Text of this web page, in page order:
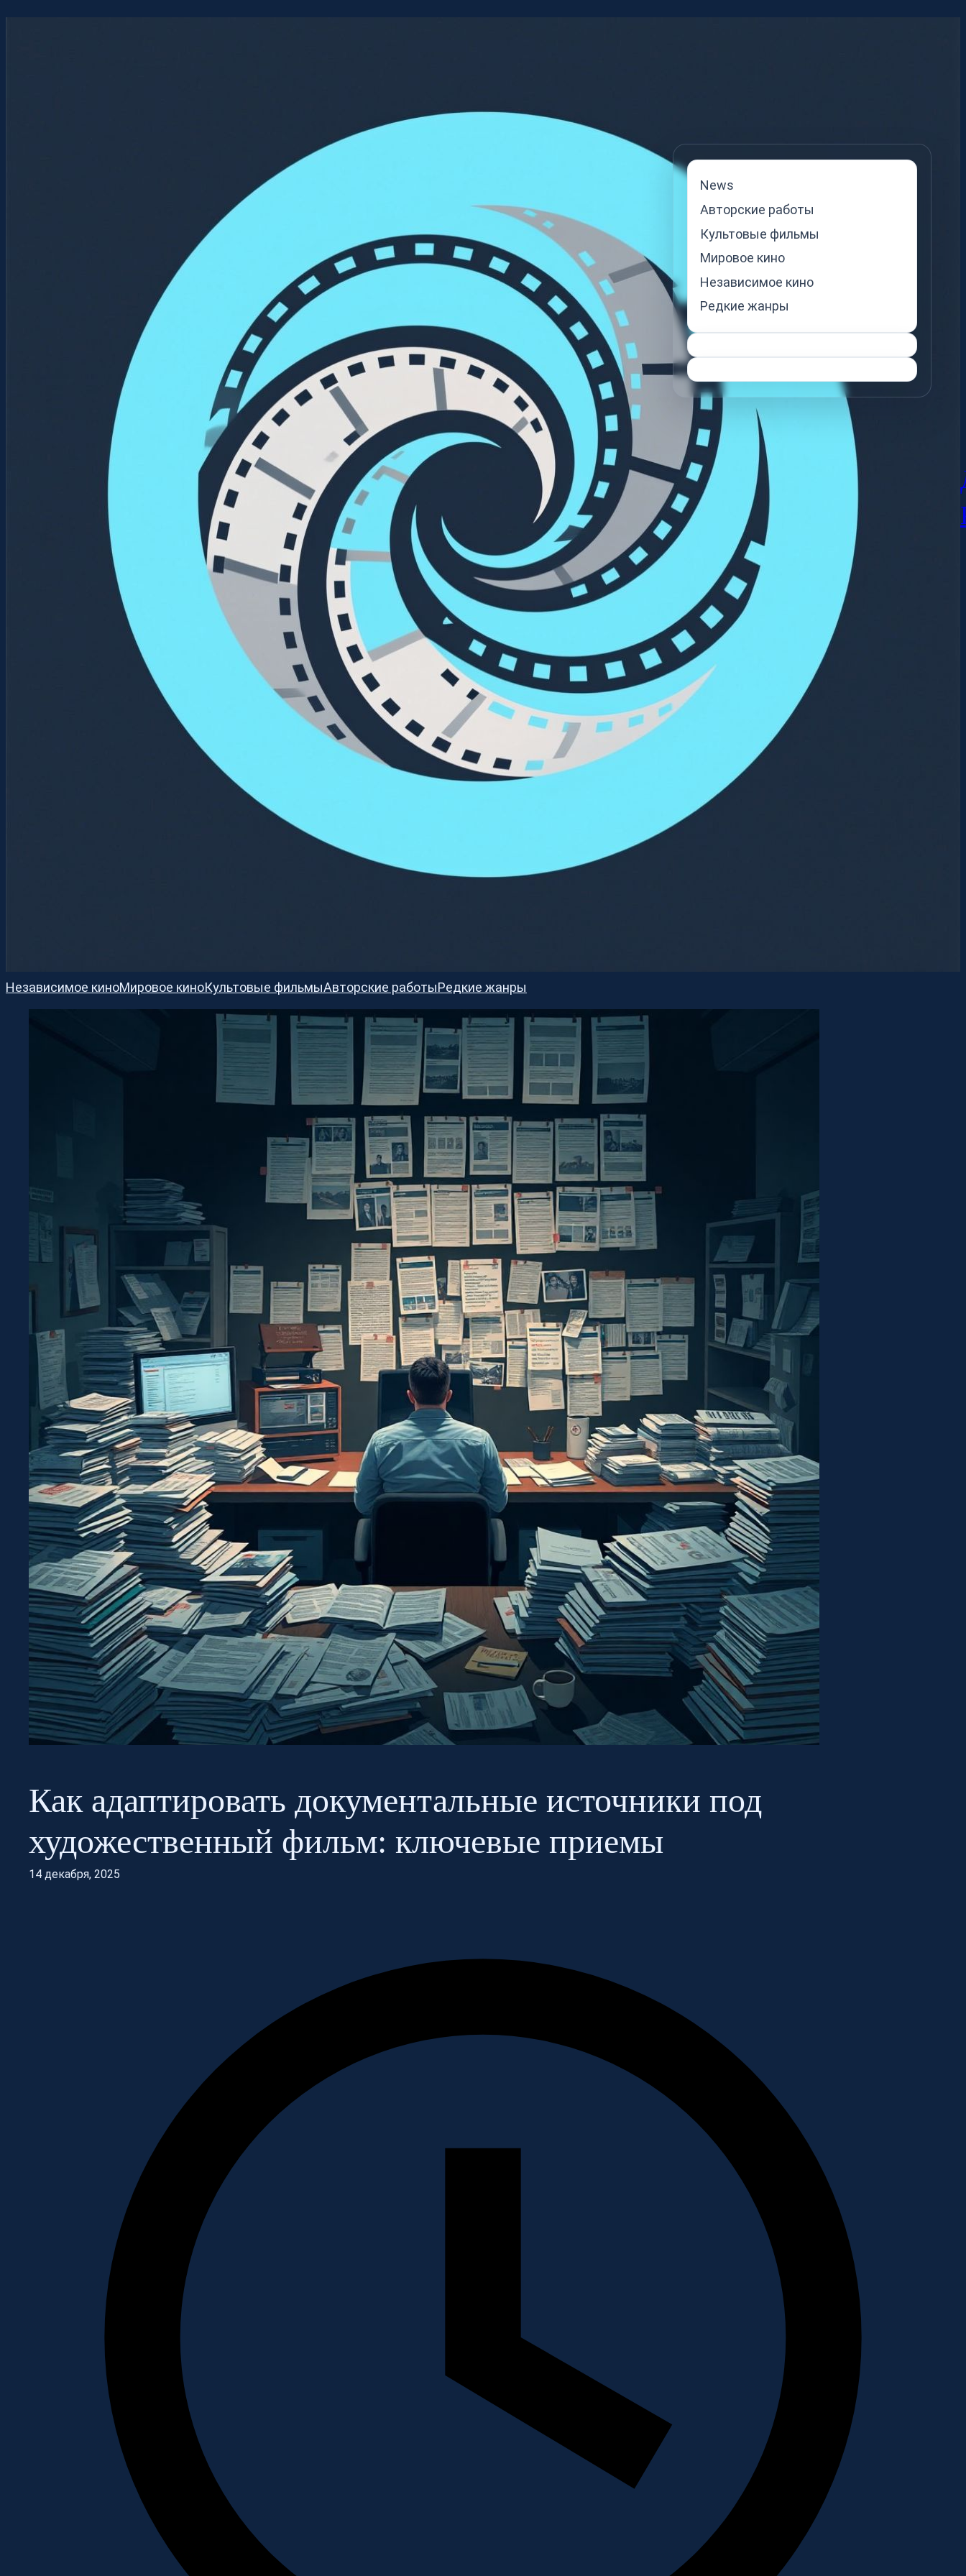
Перейти
Независимое киноМировое киноКультовые фильмыАвторские работыРедкие жанры
Как адаптировать документальные источники под
художественный фильм: ключевые приемы
14 декабря, 2025
News
Авторские работы
Культовые фильмы
Мировое кино
Независимое кино
Редкие жанры